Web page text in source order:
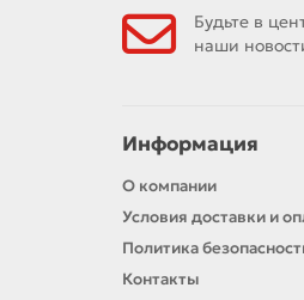
Будьте в
наши
Информация
О компании
Условия доставки и
Политика
Контакты